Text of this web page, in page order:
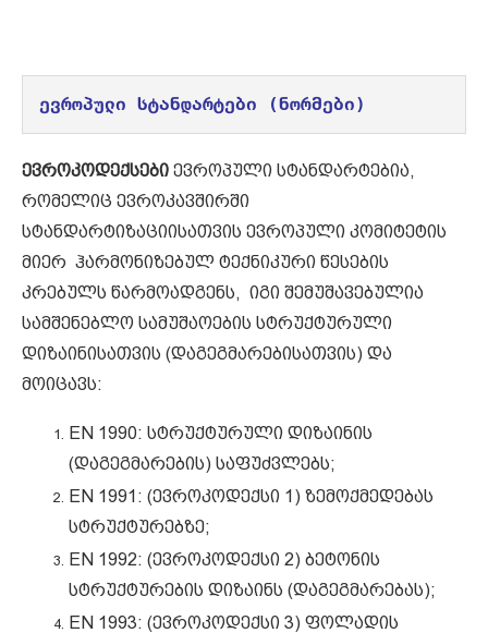
ევროპული სტანდარტები (ნორმები)
ევროკოდექსები ევროპული სტანდარტებია,
რომელიც ევროკავშირში
სტანდარტიზაციისათვის ევროპული კომიტეტის
მიერ ჰარმონიზებულ ტექნიკური წესების
კრებულს წარმოადგენს, იგი შემუშავებულია
სამშენებლო სამუშაოების სტრუქტურული
დიზაინისათვის (დაგეგმარებისათვის) და
მოიცავს:
EN 1990: სტრუქტურული დიზაინის
(დაგეგმარების) საფუძვლებს;
EN 1991: (ევროკოდექსი 1) ზემოქმედებას
სტრუქტურებზე;
EN 1992: (ევროკოდექსი 2) ბეტონის
სტრუქტურების დიზაინს (დაგეგმარებას);
EN 1993: (ევროკოდექსი 3) ფოლადის